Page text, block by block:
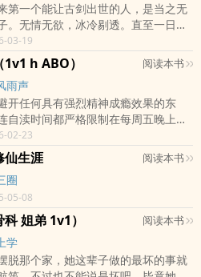
第一个能让古剑出世的人，是当之无
。无情无欲，冰冷剔透。直至一日，
计将她囚禁，撩开她衣袍。“你说，你
的？”排雷：瞎写，解压用的，卿芷靖
期弱攻强受不完全肉文，有剧情，标
是h章受非洁，存在与其他人（AO都
的身体关系和多p情节，有ntr。攻守
！）感情上始终1v1设定女A没有阴
会有受一边骑一边扣
03-19
h ABO） 阅读本书
雨声
开任何具有强烈精神成瘾效果的东
自渎时间都严格限制在每周五晚上。
但只是小酌。上校有意挑选那些最劣
，让它们做他深夜制定作战计划的副
精醒神的效果，不需要令人沉迷的美
深知精神力量的强大，如果想在时刻
云的瓦瑟活下去，必须要有信仰。有
作上帝，在屡次过量的注射中瞳孔涣
，沦为快感的奴隶；有人奉性爱为真
02-23
仙生涯 阅读本书
圈
05-08
姐弟 1v1） 阅读本书
学
脱那个家，她这辈子做的最坏的事就